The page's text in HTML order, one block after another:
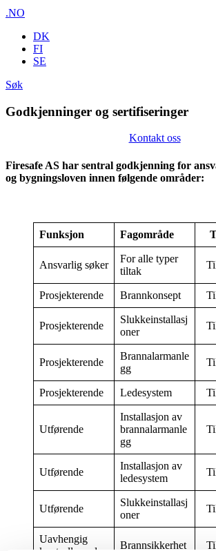
.NO
DK
FI
SE
Søk
Godkjenninger og sertifiseringer
Kontakt oss
Firesafe AS har sentral godkjenning for
og bygningsloven innen følgende områder:
Funksjon Fagområde
Ansvarlig søker
For alle typer
tiltak
Prosjekterende Brannkonsept
Prosjekterende
Slukkeinstallasj
oner
Prosjekterende
Brannalarmanle
gg
Prosjekterende Ledesystem
Utførende
Installasjon av
brannalarmanle
gg
Utførende
Installasjon av
ledesystem
Utførende
Slukkeinstallasj
oner
Uavhengig
Brannsikkerhet